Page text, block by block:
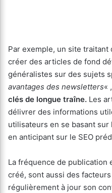
Par exemple, un site
créer des articles de fond
généralistes sur des sujets
avantages des newsletters«
clés de longue traîne. Les
délivrer des informations
utilisateurs en se basant
en anticipant sur le SEO
La fréquence de publication
créé, sont aussi des
régulièrement à jour son